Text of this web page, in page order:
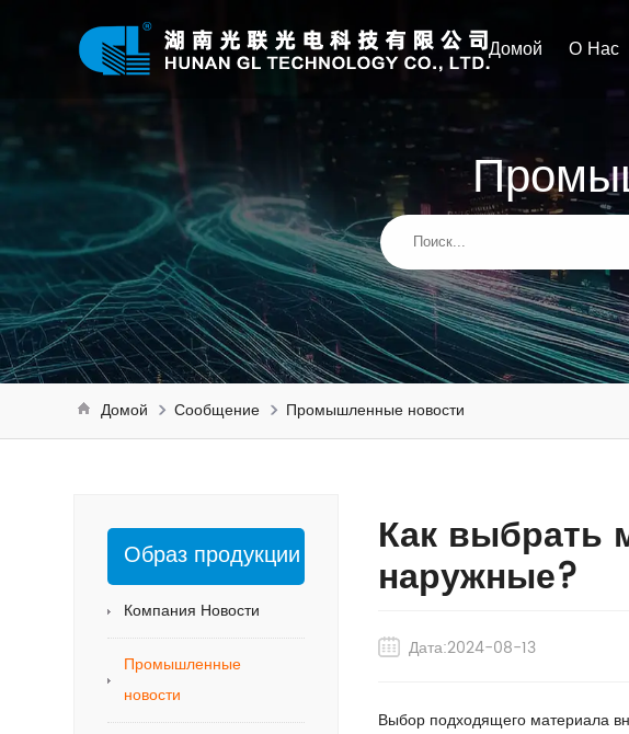
Домой О Нас
Домой Сообщение Промышленные новости
Образ продукции
Компания Новости
Промышленные
новости
Как выбрать
наружные?
Дата:2024-08-13
Выбор подходящего материала